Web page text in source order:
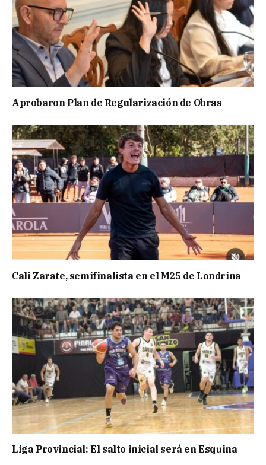
Aprobaron Plan de Regularización de Obras
Cali Zarate, semifinalista en el M25 de Londrina
Liga Provincial: El salto inicial será en Esquina